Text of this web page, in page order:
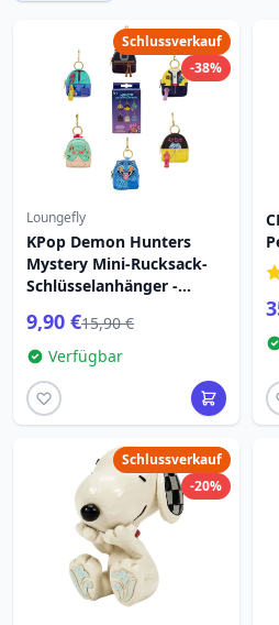
Schlussverkauf
-38%
Loungefly
KPop Demon Hunters
Mystery Mini-Rucksack-
Schlüsselanhänger -
9,90 €15,90 €
Verfügbar
Schlussverkauf
-20%